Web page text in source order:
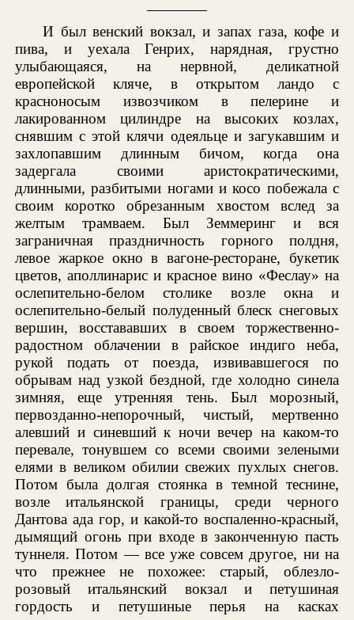
И был венский вокзал, и запах газа, кофе и
пива, и уехала Генрих, нарядная, грустно
улыбающаяся, на нервной, деликатной
европейской кляче, в открытом ландо с
красноносым извозчиком в пелерине и
лакированном цилиндре на высоких козлах,
снявшим с этой клячи одеяльце и загукавшим и
захлопавшим длинным бичом, когда она
задергала своими аристократическими,
длинными, разбитыми ногами и косо побежала с
своим коротко обрезанным хвостом вслед за
желтым трамваем. Был Земмеринг и вся
заграничная праздничность горного полдня,
левое жаркое окно в вагоне-ресторане, букетик
цветов, аполлинарис и красное вино «Феслау» на
ослепительно-белом столике возле окна и
ослепительно-белый полуденный блеск снеговых
вершин, восстававших в своем торжественно-
радостном облачении в райское индиго неба,
рукой подать от поезда, извивавшегося по
обрывам над узкой бездной, где холодно синела
зимняя, еще утренняя тень. Был морозный,
первозданно-непорочный, чистый, мертвенно
алевший и синевший к ночи вечер на каком-то
перевале, тонувшем со всеми своими зелеными
елями в великом обилии свежих пухлых снегов.
Потом была долгая стоянка в темной теснине,
возле итальянской границы, среди черного
Дантова ада гор, и какой-то воспаленно-красный,
дымящий огонь при входе в законченную пасть
туннеля. Потом — все уже совсем другое, ни на
что прежнее не похожее: старый, облезло-
розовый итальянский вокзал и петушиная
гордость и петушиные перья на касках